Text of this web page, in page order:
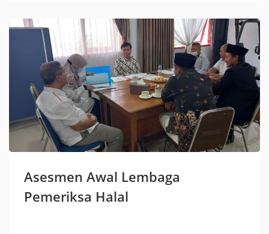
Asesmen Awal Lembaga
Pemeriksa Halal